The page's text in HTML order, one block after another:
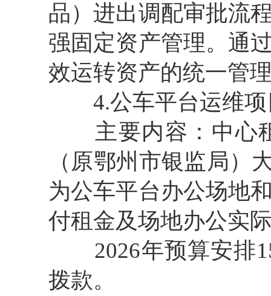
品）进出调配审批流
强固定资产管理。通
效运转资产的统一管
4.公车平台运维项
主要内容：中心租
（原鄂州市银监局）
为公车平台办公场地
付租金及场地办公实
2026年预算安排
拨款。